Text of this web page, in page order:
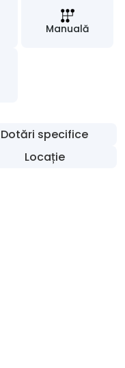
Manuală
Dotări specifice
Locație